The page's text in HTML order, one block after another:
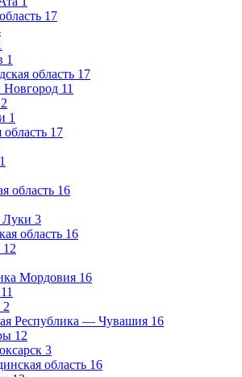
17
1
область 17
11
2
1
область 17
1
область 16
Луки 3
область 16
12
Мордовия 16
11
2
Республика — Чувашия 16
12
3
область 16